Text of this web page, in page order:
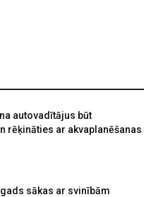
autovadītājus būt
rēķināties ar akvaplanēšanas
sākas ar svinībām